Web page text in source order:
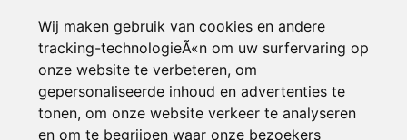
Wij maken gebruik van cookies en andere
tracking-technologieÃ«n om uw surfervaring op
onze website te verbeteren, om
gepersonaliseerde inhoud en advertenties te
tonen, om onze website verkeer te analyseren
en om te begrijpen waar onze bezoekers